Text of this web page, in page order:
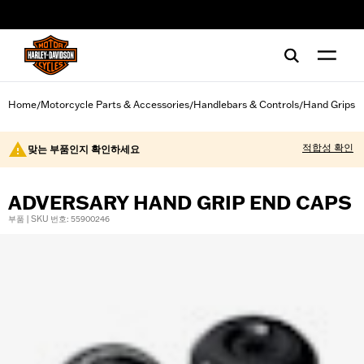
Home/Motorcycle Parts & Accessories/Handlebars & Controls/Hand Grips
맞는 부품인지 확인하세요 적합성 확인
ADVERSARY HAND GRIP END CAPS
부품 | SKU 번호: 55900246